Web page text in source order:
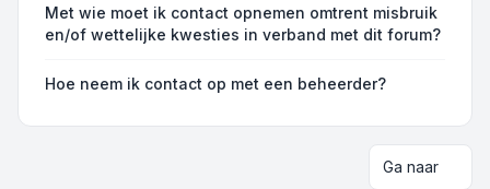
Met wie moet ik contact opnemen omtrent misbruik
en/of wettelijke kwesties in verband met dit forum?
Hoe neem ik contact op met een beheerder?
Ga naar